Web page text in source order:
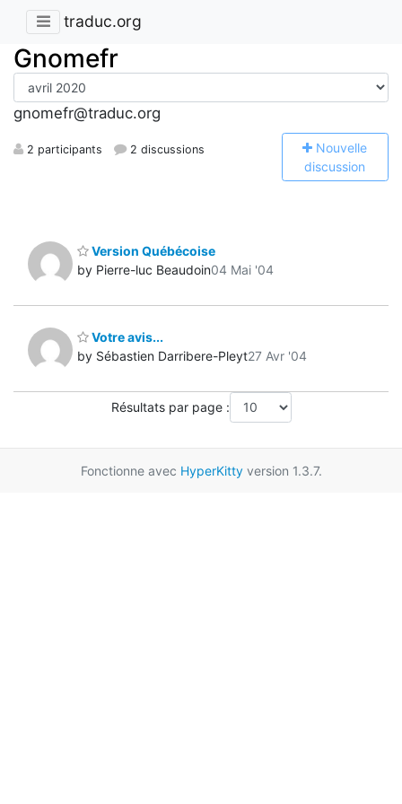
traduc.org
Gnomefr
gnomefr@traduc.org
2 participants 2 discussions Nouvelle
discussion
Version Québécoise
by Pierre-luc Beaudoin04 Mai '04
Votre avis...
by Sébastien Darribere-Pleyt27 Avr '04
Résultats par page :
Fonctionne avec HyperKittyversion 1.3.7.